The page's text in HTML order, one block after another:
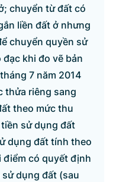
Hà Nội.
080.48924;
điện tử Chính phủ.
tử Chính phủ' hoặc
tin từ các nguồn này.
chuyển từ đất có
liền đất ở nhưng
chuyển quyền sử
khi đo vẽ bản
7 năm 2014
thửa riêng sang
theo mức thu
sử dụng đất
dụng đất tính theo
có quyết định
dụng đất (sau